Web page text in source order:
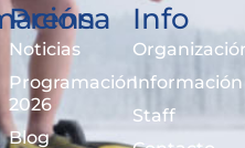
Prensa
Noticias
Programación
2026
Blog
Info
Información
Staff